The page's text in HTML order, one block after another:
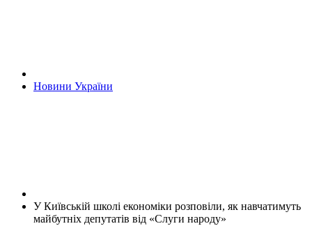
Новини України
У Київській школі економіки розповіли, як навчатимуть
майбутніх депутатів від «Слуги народу»